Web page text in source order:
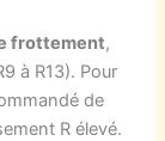
frottement,
à R13). Pour
de
R élevé.